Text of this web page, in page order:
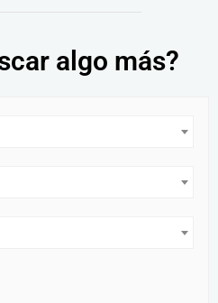
algo más?